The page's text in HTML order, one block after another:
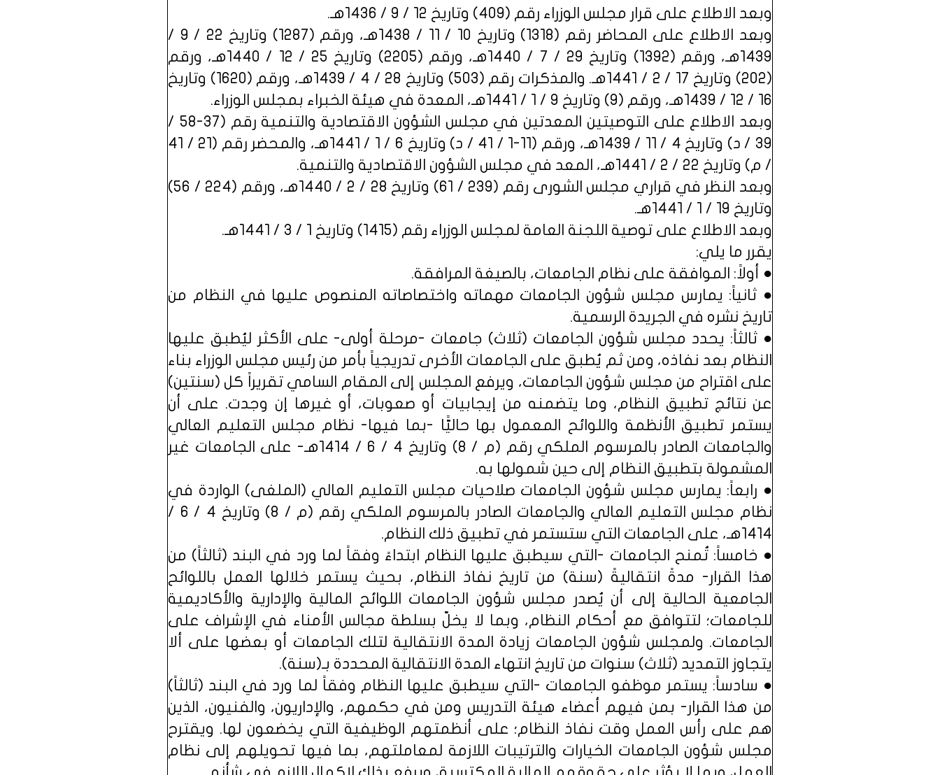
وبعد الاطلاع على قرار مجلس الوزراء رقم (409) وتاريخ 12 / 9 / 1436هـ.
وبعد الاطلاع على المحاضر رقم (1318) وتاريخ 10 / 11 / 1438هـ، ورقم (1287) وتاريخ 22 / 9 /
1439هـ، ورقم (1392) وتاريخ 29 / 7 / 1440هـ، ورقم (2205) وتاريخ 25 / 12 / 1440هـ، ورقم
(202) وتاريخ 17 / 2 / 1441هـ. والمذكرات رقم (503) وتاريخ 28 / 4 / 1439هـ، ورقم (1620) وتاريخ
16 / 12 / 1439هـ، ورقم (9) وتاريخ 9 / 1 / 1441هـ، المعدة في هيئة الخبراء بمجلس الوزراء.
وبعد الاطلاع على التوصيتين المعدتين في مجلس الشؤون الاقتصادية والتنمية رقم (37-58 /
39 / د) وتاريخ 4 / 11 / 1439هـ، ورقم (11-1 / 41 / د) وتاريخ 6 / 1 / 1441هـ، والمحضر رقم (21 / 41
/ م) وتاريخ 22 / 2 / 1441هـ، المعد في مجلس الشؤون الاقتصادية والتنمية.
وبعد النظر في قراري مجلس الشورى رقم (239 / 61) وتاريخ 28 / 2 / 1440هـ، ورقم (224 / 56)
وتاريخ 19 / 1 / 1441هـ.
وبعد الاطلاع على توصية اللجنة العامة لمجلس الوزراء رقم (1415) وتاريخ 1 / 3 / 1441هـ.
يقرر ما يلي:
● أولاً: الموافقة على نظام الجامعات، بالصيغة المرافقة.
● ثانياً: يمارس مجلس شؤون الجامعات مهماته واختصاصاته المنصوص عليها في النظام من
تاريخ نشره في الجريدة الرسمية.
● ثالثاً: يحدد مجلس شؤون الجامعات (ثلاث) جامعات -مرحلة أولى- على الأكثر ليُطبق عليها
النظام بعد نفاذه، ومن ثم يُطبق على الجامعات الأخرى تدريجياً بأمر من رئيس مجلس الوزراء بناء
على اقتراح من مجلس شؤون الجامعات، ويرفع المجلس إلى المقام السامي تقريراً كل (سنتين)
عن نتائج تطبيق النظام، وما يتضمنه من إيجابيات أو صعوبات، أو غيرها إن وجدت. على أن
يستمر تطبيق الأنظمة واللوائح المعمول بها حاليًّا -بما فيها- نظام مجلس التعليم العالي
والجامعات الصادر بالمرسوم الملكي رقم (م / 8) وتاريخ 4 / 6 / 1414هـ- على الجامعات غير
المشمولة بتطبيق النظام إلى حين شمولها به.
● رابعاً: يمارس مجلس شؤون الجامعات صلاحيات مجلس التعليم العالي (الملغى) الواردة في
نظام مجلس التعليم العالي والجامعات الصادر بالمرسوم الملكي رقم (م / 8) وتاريخ 4 / 6 /
1414هـ، على الجامعات التي ستستمر في تطبيق ذلك النظام.
● خامساً: تُمنح الجامعات -التي سيطبق عليها النظام ابتداءً وفقاً لما ورد في البند (ثالثاً) من
هذا القرار- مدةً انتقاليةً (سنة) من تاريخ نفاذ النظام، بحيث يستمر خلالها العمل باللوائح
الجامعية الحالية إلى أن يُصدر مجلس شؤون الجامعات اللوائح المالية والإدارية والأكاديمية
للجامعات؛ لتتوافق مع أحكام النظام، وبما لا يخلّ بسلطة مجالس الأمناء في الإشراف على
الجامعات. ولمجلس شؤون الجامعات زيادة المدة الانتقالية لتلك الجامعات أو بعضها على ألا
يتجاوز التمديد (ثلاث) سنوات من تاريخ انتهاء المدة الانتقالية المحددة بـ(سنة).
● سادساً: يستمر موظفو الجامعات -التي سيطبق عليها النظام وفقاً لما ورد في البند (ثالثاً)
من هذا القرار- بمن فيهم أعضاء هيئة التدريس ومن في حكمهم، والإداريون، والفنيون، الذين
هم على رأس العمل وقت نفاذ النظام؛ على أنظمتهم الوظيفية التي يخضعون لها. ويقترح
مجلس شؤون الجامعات الخيارات والترتيبات اللازمة لمعاملتهم، بما فيها تحويلهم إلى نظام